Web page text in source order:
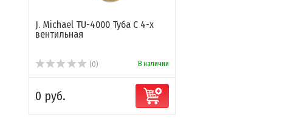
J. Michael TU-4000 Туба C 4-х
вентильная
(0) В наличии
0 руб.